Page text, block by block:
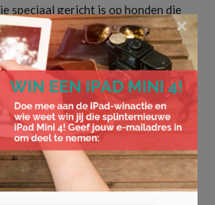
speciaal gericht is op honden die
bijvoorbeeld komen door een
waardoor de hond bepaalde
heeft. Veel aandoeningen kunnen
worden door je hond op een
De vitaminen en bouwstoffen
en gelukkige hond. Het dieetvoer is
aan het dagelijks voer en is
basis te creëren voor je dier,
voedingsstoffen dagelijks
×